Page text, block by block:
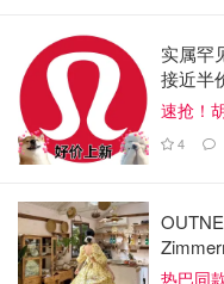
北方
：北方人钟情于面
等等。
南方：南方人几乎每一
实属罕
接近半
速抢！
4
热巴同